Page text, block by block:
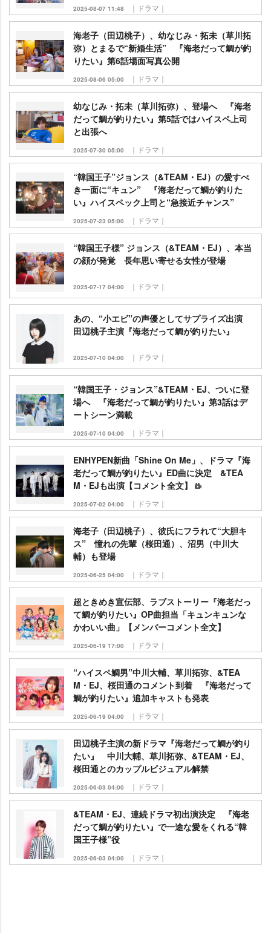
2025-08-07 11:48 ｜ドラマ｜
海老子（田辺桃子）、幼なじみ・拓未（草川拓
弥）とまるで“新婚生活” 『海老だって鯛が釣
りたい』第6話場面写真公開
2025-08-06 05:00 ｜ドラマ｜
幼なじみ・拓未（草川拓弥）、登場へ 『海老
だって鯛が釣りたい』第5話ではハイスペ上司
と出張へ
2025-07-30 05:00 ｜ドラマ｜
“韓国王子”ジョンス（&TEAM・EJ）の愛すべ
き一面に“キュン” 『海老だって鯛が釣りた
い』ハイスペック上司と“急接近チャンス”
2025-07-23 05:00 ｜ドラマ｜
“韓国王子様” ジョンス（&TEAM・EJ）、本当
の顔が発覚 長年思い寄せる女性が登場
2025-07-17 04:00 ｜ドラマ｜
あの、“小エビ”の声優としてサプライズ出演
田辺桃子主演『海老だって鯛が釣りたい』
2025-07-10 04:00 ｜ドラマ｜
“韓国王子・ジョンス”&TEAM・EJ、ついに登
場へ 『海老だって鯛が釣りたい』第3話はデ
ートシーン満載
2025-07-10 04:00 ｜ドラマ｜
ENHYPEN新曲「Shine On Me」、ドラマ『海
老だって鯛が釣りたい』ED曲に決定 &TEA
M・EJも出演【コメント全文】
2025-07-02 04:00 ｜ドラマ｜
海老子（田辺桃子）、彼氏にフラれて“大胆キ
ス” 憧れの先輩（桜田通）、沼男（中川大
輔）も登場
2025-06-25 04:00 ｜ドラマ｜
超ときめき宣伝部、ラブストーリー『海老だっ
て鯛が釣りたい』OP曲担当「キュンキュンな
かわいい曲」【メンバーコメント全文】
2025-06-19 17:00 ｜ドラマ｜
“ハイスペ鯛男”中川大輔、草川拓弥、&TEA
M・EJ、桜田通のコメント到着 『海老だって
鯛が釣りたい』追加キャストも発表
2025-06-19 04:00 ｜ドラマ｜
田辺桃子主演の新ドラマ『海老だって鯛が釣り
たい』 中川大輔、草川拓弥、&TEAM・EJ、
桜田通とのカップルビジュアル解禁
2025-06-03 04:00 ｜ドラマ｜
&TEAM・EJ、連続ドラマ初出演決定 『海老
だって鯛が釣りたい』で一途な愛をくれる“韓
国王子様”役
2025-06-03 04:00 ｜ドラマ｜